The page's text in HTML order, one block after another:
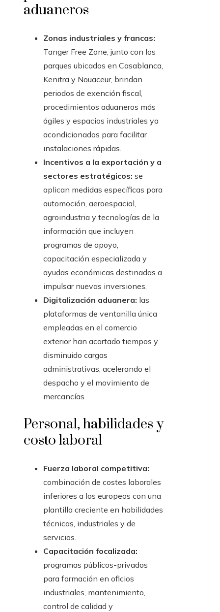
aduaneros
Zonas industriales y francas:
Tanger Free Zone, junto con los
parques ubicados en Casablanca,
Kenitra y Nouaceur, brindan
periodos de exención fiscal,
procedimientos aduaneros más
ágiles y espacios industriales ya
acondicionados para facilitar
instalaciones rápidas.
Incentivos a la exportación y a
sectores estratégicos: se
aplican medidas específicas para
automoción, aeroespacial,
agroindustria y tecnologías de la
información que incluyen
programas de apoyo,
capacitación especializada y
ayudas económicas destinadas a
impulsar nuevas inversiones.
Digitalización aduanera: las
plataformas de ventanilla única
empleadas en el comercio
exterior han acortado tiempos y
disminuido cargas
administrativas, acelerando el
despacho y el movimiento de
mercancías.
Personal, habilidades y
costo laboral
Fuerza laboral competitiva:
combinación de costes laborales
inferiores a los europeos con una
plantilla creciente en habilidades
técnicas, industriales y de
servicios.
Capacitación focalizada:
programas públicos-privados
para formación en oficios
industriales, mantenimiento,
control de calidad y